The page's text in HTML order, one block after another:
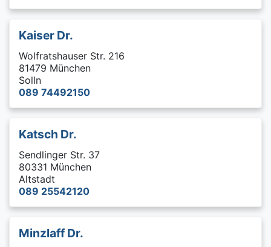
Kaiser Dr.
Wolfratshauser Str. 216
81479 München
Solln
089 74492150
Katsch Dr.
Sendlinger Str. 37
80331 München
Altstadt
089 25542120
Minzlaff Dr.